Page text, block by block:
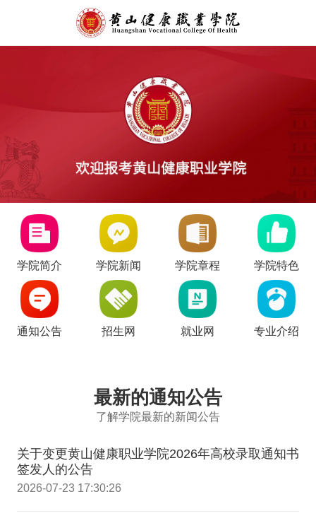
学院简介 学院新闻 学院章程 学院特色
通知公告 招生网 就业网 专业介绍
最新的通知公告
了解学院最新的新闻公告
关于变更黄山健康职业学院2026年高校录取通知书
签发人的公告
2026-07-23 17:30:26